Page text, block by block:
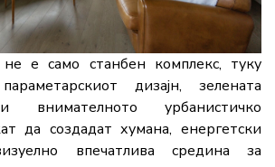
е само станбен комплекс, туку
дизајн, зелената
внимателното урбанистичко
да создадат хумана, енергетски
впечатлива средина за